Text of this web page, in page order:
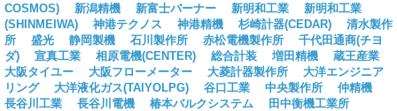
COSMOS)
新潟精機 新富士バーナー 新明和工業
新明和工業
(SHINMEIWA)
神港テクノス 神港精機 杉崎計器(CEDAR)
清水製作
所
盛光 静岡製機 石川製作所 赤松電機製作所
千代田通商(チヨ
ダ)
宣真工業 相原電機(CENTER) 総合計装 増田精機
蔵王産業
大阪タイユー
大阪フローメーター 大菱計器製作所
大洋エンジニア
リング
大洋液化ガス(TAIYOLPG) 谷口工業 中央製作所
仲精機
長谷川工業
長谷川電機 椿本バルクシステム
田中衡機工業所